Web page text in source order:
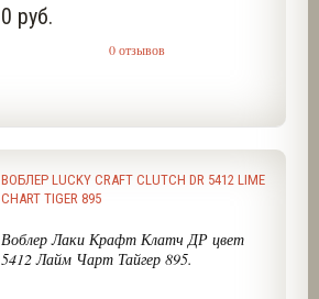
0 руб.
0 отзывов
ВОБЛЕР LUCKY CRAFT CLUTCH DR 5412 LIME
CHART TIGER 895
Воблер Лаки Крафт Клатч ДР цвет
5412 Лайм Чарт Тайгер 895.